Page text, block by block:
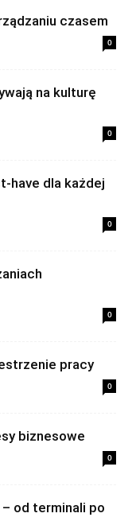
czasem
0
na kulturę
0
have dla każdej
0
0
pracy
0
biznesowe
0
od terminali po